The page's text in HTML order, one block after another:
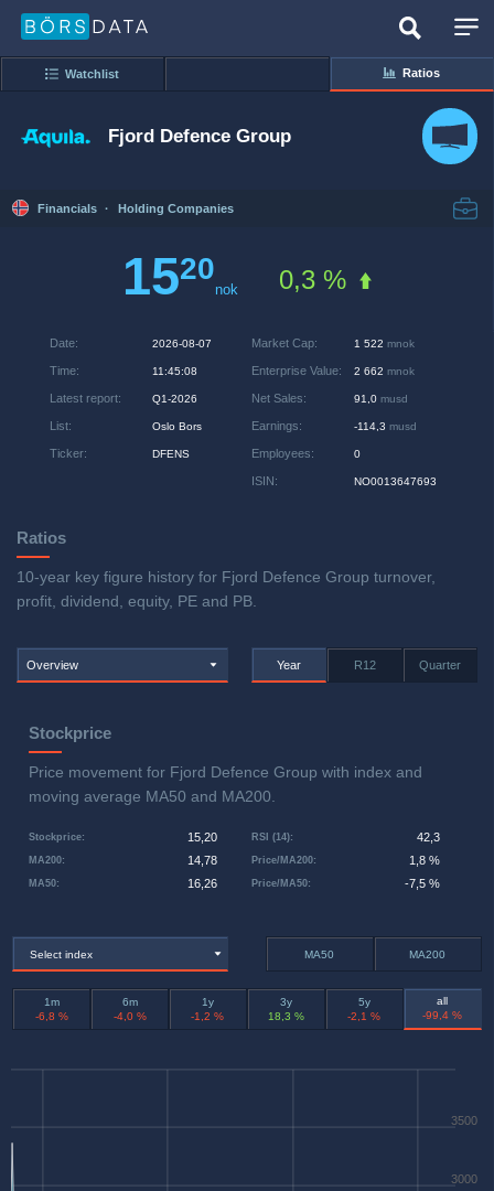
Watchlist Ratios
Fjord Defence Group
Financials · Holding Companies
1520
nok 0,3 %
Date: 2026-08-07
Time: 11:45:08
Latest report: Q1-2026
List: Oslo Bors
Ticker: DFENS
Market Cap: 1 522 mnok
Enterprise Value: 2 662 mnok
Net Sales: 91,0 musd
Earnings: -114,3 musd
Employees: 0
ISIN: NO0013647693
Ratios
10-year key figure history for Fjord Defence Group turnover,
profit, dividend, equity, PE and PB.
Overview Year R12 Quarter
Stockprice
Price movement for Fjord Defence Group with index and
moving average MA50 and MA200.
Stockprice: 15,20
MA50: 16,26
MA200: 14,78 Price/MA200: 1,8 %
RSI (14): 42,3
Price/MA50: -7,5 %
Select index MA50 MA200
1m
-6,8 %
6m
-4,0 %
1y
-1,2 %
3y
18,3 %
5y
-2,1 %
all
-99,4 %
3000
3500